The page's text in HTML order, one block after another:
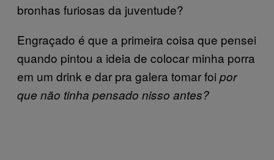
bronhas furiosas da juventude?
Engraçado é que a primeira coisa que pensei
quando pintou a ideia de colocar minha porra
em um drink e dar pra galera tomar foi por
que não tinha pensado nisso antes?